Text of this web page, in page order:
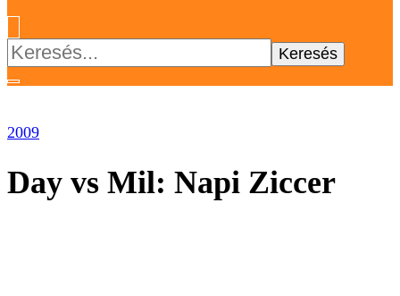
Keresés:
2009
Day vs Mil: Napi Ziccer